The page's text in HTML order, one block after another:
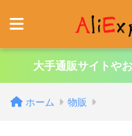
大手通販サイトや
ホーム 物販